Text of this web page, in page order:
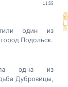
11:35
один из
Подольск.
одна из
Дубровицы,